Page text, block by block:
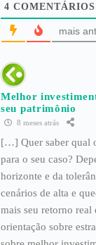
4 COMENTÁRIOS
mais
Melhor
seu patrimônio
8 meses atrás
[…] Quer saber qual
para o seu caso?
horizonte e da
cenários de alta e
mais seu retorno
orientação sobre